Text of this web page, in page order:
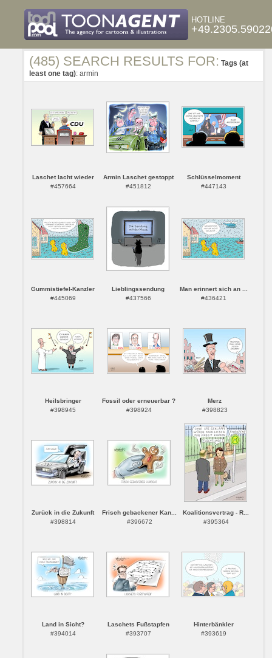
HOTLINE
(485) SEARCH RESULTS FOR: Tags (at
least one tag): armin
Laschet lacht wieder
#457664
Armin Laschet gestoppt
#451812
Schlüsselmoment
#447143
Gummistiefel-Kanzler
#445069
Lieblingssendung
#437566
Man erinnert sich an ...
#436421
Heilsbringer
#398945
Fossil oder erneuerbar ?
#398924
Merz
#398823
Zurück in die Zukunft
#398814
Frisch gebackener Kan...
#396672
Koalitionsvertrag - R...
#395364
Land in Sicht?
#394014
Laschets Fußstapfen
#393707
Hinterbänkler
#393619